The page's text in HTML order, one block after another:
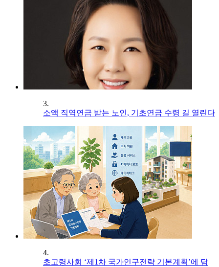
3.
소액 직역연금 받는 노인, 기초연금 수령 길 열린다
4.
초고령사회 ‘제1차 국가인구전략 기본계획’에 담